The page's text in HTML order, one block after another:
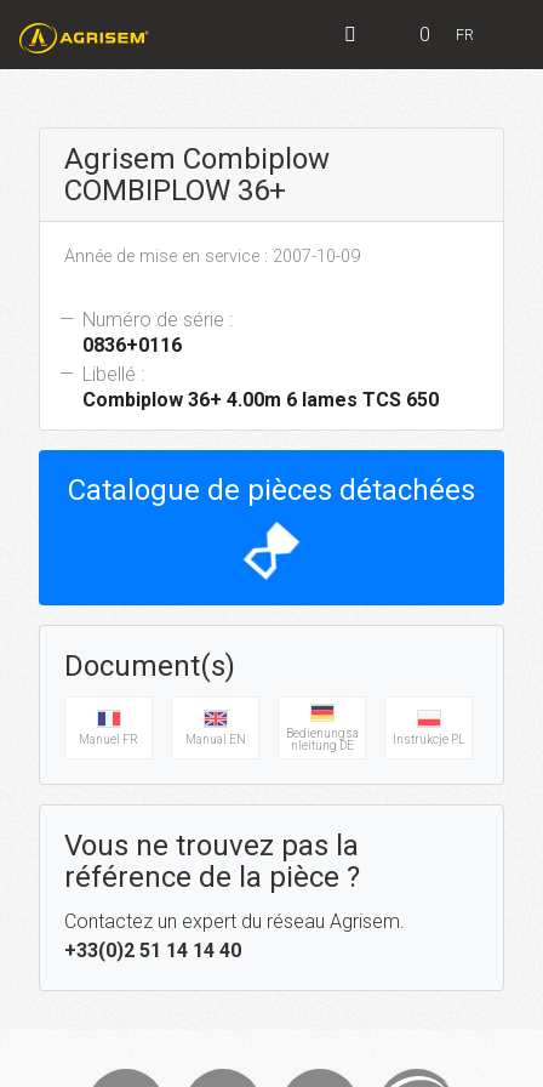
0 FR
Agrisem Combiplow
COMBIPLOW 36+
Année de mise en service : 2007-10-09
Numéro de série :
0836+0116
Libellé :
Combiplow 36+ 4.00m 6 lames TCS 650
Catalogue de pièces détachées
hourglass_top
Document(s)
Manuel FR Manual EN
Bedienungsa
nleitung DE
Instrukcje PL
Vous ne trouvez pas la
référence de la pièce ?
Contactez un expert du réseau Agrisem.
+33(0)2 51 14 14 40